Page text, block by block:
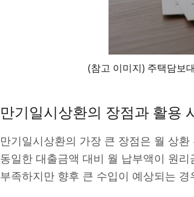
(참고 이미지) 주택담보
만기일시상환의 장점과 활용
만기일시상환의 가장 큰 장점은 월 상
동일한 대출금액 대비 월 납부액이 원
부족하지만 향후 큰 수입이 예상되는 경